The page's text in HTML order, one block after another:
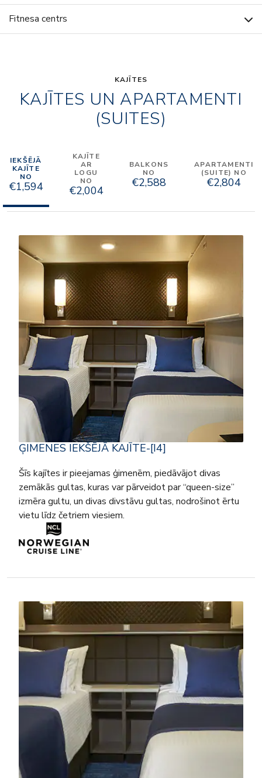
Fitnesa centrs
KAJĪTES
KAJĪTES UN APARTAMENTI
(SUITES)
IEKŠĒJĀ
KAJĪTE
NO
€1,594
KAJĪTE
AR
LOGU
NO
€2,004
BALKONS
NO
€2,588
APARTAMENTI
(SUITE) NO
€2,804
ĢIMENES IEKŠĒJĀ KAJĪTE-[I4]
Šīs kajītes ir pieejamas ģimenēm, piedāvājot divas
zemākās gultas, kuras var pārveidot par “queen-size”
izmēra gultu, un divas divstāvu gultas, nodrošinot ērtu
vietu līdz četriem viesiem.